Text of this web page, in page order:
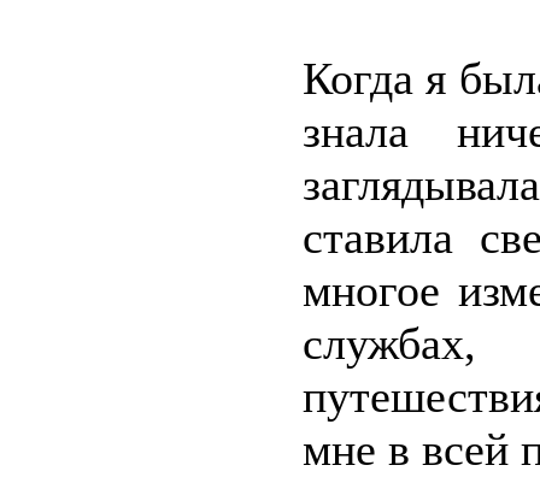
Когда я
знала
ставила
многое
мне в всей